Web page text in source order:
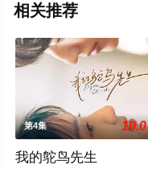
相关推荐
第4集 10.0
我的鸵鸟先生